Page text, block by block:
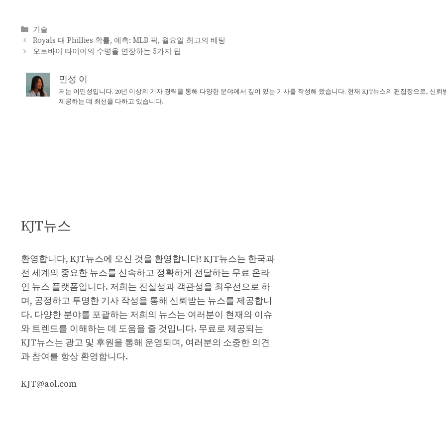
Categories
기술
Royals 대 Phillies 확률, 예측: MLB 픽, 월요일 최고의 베팅
오토바이 타이어의 수명을 연장하는 5가지 팁
민성 이
저는 이민성입니다. 20년 이상의 기자 경력을 통해 다양한 분야에서 깊이 있는 기사를 작성해 왔습니다. 현재 KJT뉴스의 편집장으로, 신뢰
제공하는 데 최선을 다하고 있습니다.
KJT뉴스
환영합니다, KJT뉴스에 오신 것을 환영합니다! KJT뉴스는 한국과
전 세계의 중요한 뉴스를 신속하고 정확하게 전달하는 무료 온라
인 뉴스 플랫폼입니다. 저희는 진실성과 객관성을 최우선으로 하
며, 공정하고 투명한 기사 작성을 통해 신뢰받는 뉴스를 제공합니
다. 다양한 분야를 포괄하는 저희의 뉴스는 여러분이 현재의 이슈
와 트렌드를 이해하는 데 도움을 줄 것입니다. 무료로 제공되는
KJT뉴스는 광고 및 후원을 통해 운영되며, 여러분의 소중한 의견
과 참여를 항상 환영합니다.
KJT@aol.com